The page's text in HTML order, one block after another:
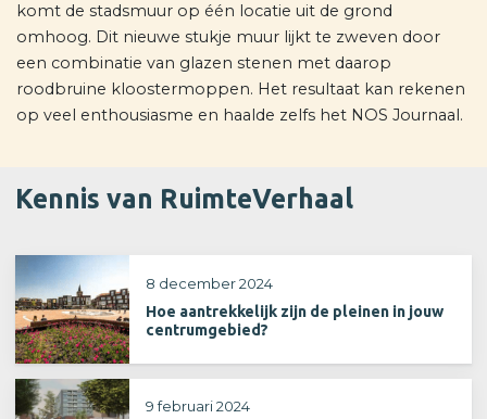
komt de stadsmuur op één locatie uit de grond
omhoog. Dit nieuwe stukje muur lijkt te zweven door
een combinatie van glazen stenen met daarop
roodbruine kloostermoppen. Het resultaat kan rekenen
op veel enthousiasme en haalde zelfs het NOS Journaal.
Kennis van RuimteVerhaal
Hoe aantrekkelijk zijn de pleinen in jouw
centrumgebied?
8 december 2024
9 februari 2024